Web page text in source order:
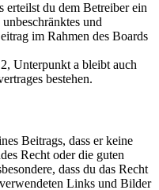
erteilst du dem Betreiber ein
und
im Rahmen des Boards
Unterpunkt a bleibt auch
bestehen.
Beitrags, dass er keine
Recht oder die guten
dass du das Recht
Links und Bilder